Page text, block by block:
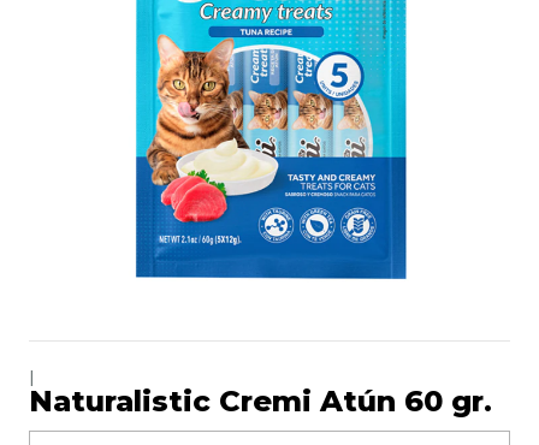
Naturalistic Cremi Atún 60 gr.